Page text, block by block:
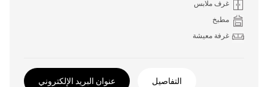
غرف ملابس
مطبخ
غرفة معيشة
التفاصيل عنوان البريد الإلكتروني